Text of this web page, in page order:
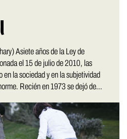
Asiete años de la Ley de
el 15 de julio de 2010, las
en la sociedad y en la subjetividad
Recién en 1973 se dejó de...